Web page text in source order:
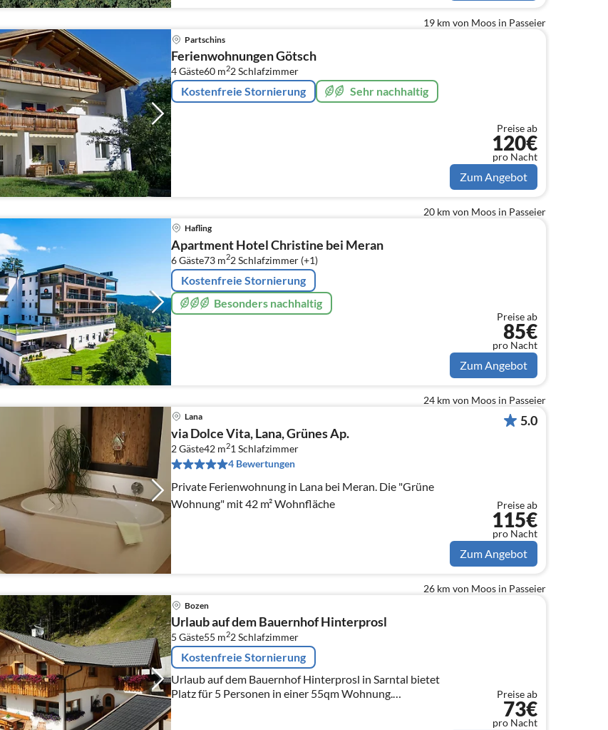
19 km von Moos in Passeier
Partschins
Ferienwohnungen Götsch
4 Gäste60 m22Schlafzimmer
Kostenfreie Stornierung Sehr nachhaltig
Preise ab
120€
pro Nacht
Zum Angebot
20 km von Moos in Passeier
Hafling
Apartment Hotel Christine bei Meran
6 Gäste73 m22Schlafzimmer (+1)
Kostenfreie Stornierung
Besonders nachhaltig
Preise ab
85€
pro Nacht
Zum Angebot
24 km von Moos in Passeier
Lana
via Dolce Vita, Lana, Grünes Ap.
2 Gäste42 m21 Schlafzimmer
4 Bewertungen
Private Ferienwohnung in Lana bei Meran. Die "Grüne
Wohnung" mit 42 m² Wohnfläche
5.0
Preise ab
115€
pro Nacht
Zum Angebot
26 km von Moos in Passeier
Bozen
Urlaub auf dem Bauernhof Hinterprosl
5 Gäste55 m22Schlafzimmer
Kostenfreie Stornierung
Urlaub auf dem Bauernhof Hinterprosl in Sarntal bietet
Platz für 5 Personen in einer 55qm Wohnung.
Frühstücksbuffet kann von November bis Ende April
dazugebucht werden
Preise ab
73€
pro Nacht